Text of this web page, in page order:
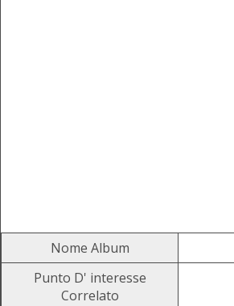
Nome Album
Punto D' interesse
Correlato